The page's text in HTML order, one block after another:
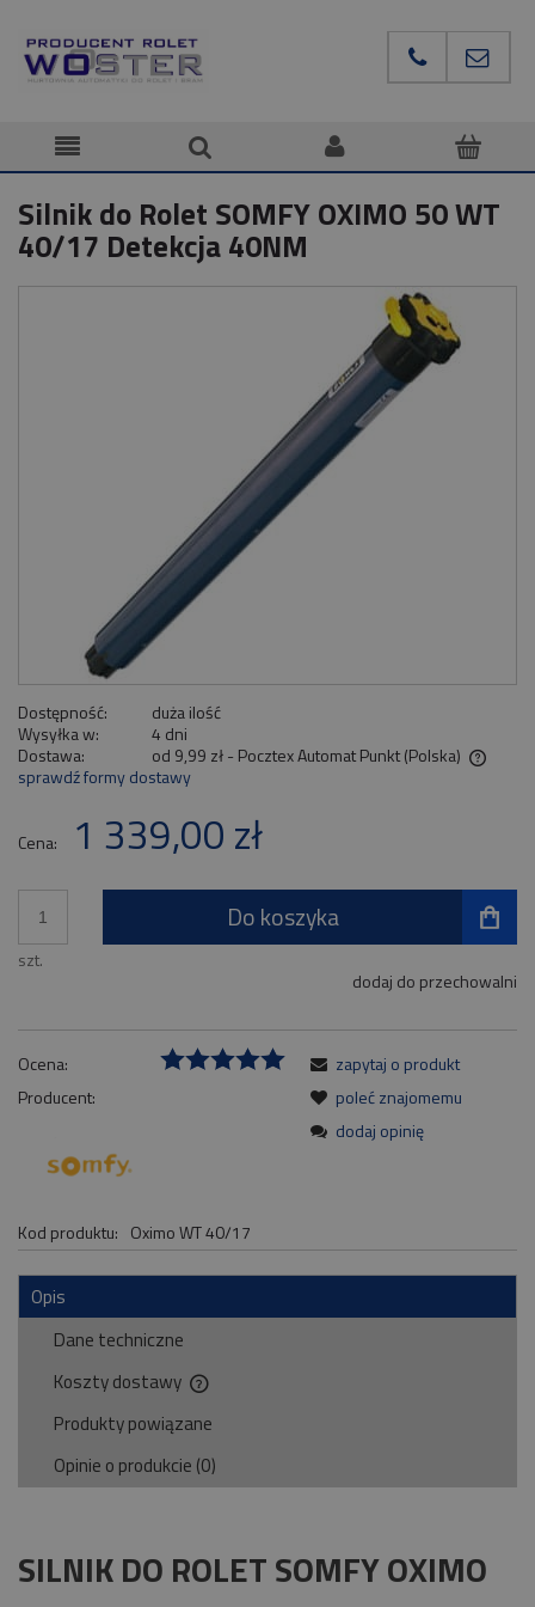
Silnik do Rolet SOMFY OXIMO 50 WT
40/17 Detekcja 40NM
Dostępność:
duża ilość
Wysyłka w:
4 dni
Dostawa:
od 9,99 zł - Pocztex Automat Punkt (Polska)
Cena nie zawiera ewentualnych kosztów płatności
sprawdź formy dostawy
Cena: 1 339,00 zł
szt.
Do koszyka
dodaj do przechowalni
Ocena:
Producent:
Kod produktu: Oximo WT 40/17
zapytaj o produkt
poleć znajomemu
dodaj opinię
Opis
Dane techniczne
Koszty dostawy
Cena nie zawiera ewentualnych kosztów płatności
Produkty powiązane
Opinie o produkcie (0)
SILNIK DO ROLET SOMFY OXIMO